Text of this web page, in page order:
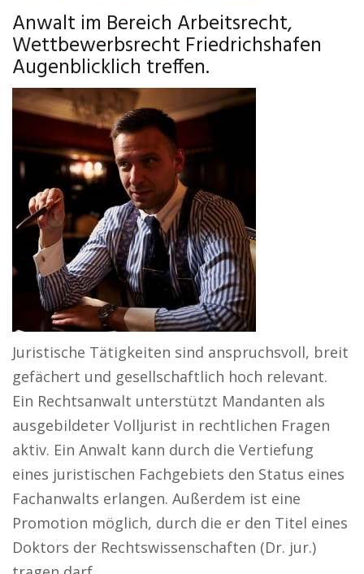
Anwalt im Bereich Arbeitsrecht,
Wettbewerbsrecht Friedrichshafen
Augenblicklich treffen.
Juristische Tätigkeiten sind anspruchsvoll, breit
gefächert und gesellschaftlich hoch relevant.
Ein Rechtsanwalt unterstützt Mandanten als
ausgebildeter Volljurist in rechtlichen Fragen
aktiv. Ein Anwalt kann durch die Vertiefung
eines juristischen Fachgebiets den Status eines
Fachanwalts erlangen. Außerdem ist eine
Promotion möglich, durch die er den Titel eines
Doktors der Rechtswissenschaften (Dr. jur.)